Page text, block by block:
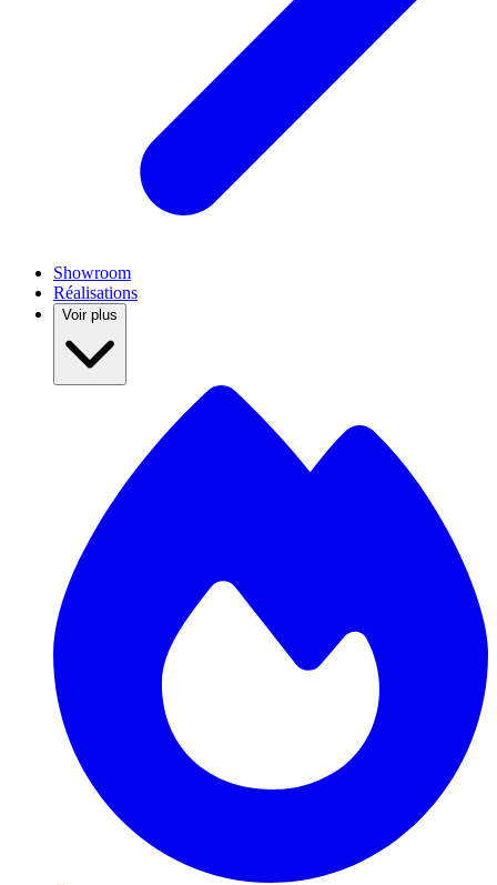
Showroom
Réalisations
Voir plus